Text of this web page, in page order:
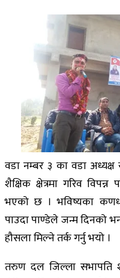
वडा नम्बर ३ का वडा
शैक्षिक क्षेत्रमा गरिव
भएको छ । भविष्यका
पाउदा पाण्डेले जन्म दिनको
हौसला मिल्ने तर्क गर्नु भयो ।
तरुण दल जिल्ला सभापति